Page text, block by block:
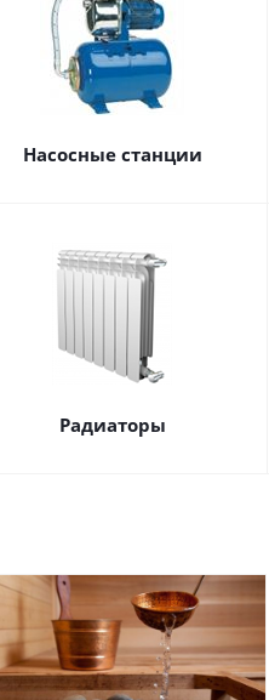
Насосные станции
Радиаторы